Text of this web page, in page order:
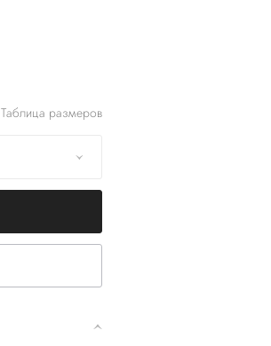
Таблица размеров